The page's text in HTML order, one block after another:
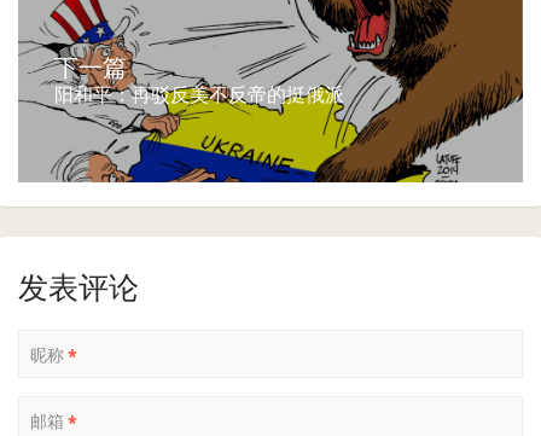
下一篇
阳和平：再驳反美不反帝的挺俄派
发表评论
昵称*
邮箱 *